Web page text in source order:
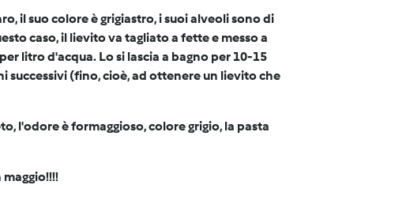
il suo colore è grigiastro, i suoi alveoli sono di
caso, il lievito va tagliato a fette e messo a
litro d'acqua. Lo si lascia a bagno per 10-15
successivi (fino, cioè, ad ottenere un lievito che
l'odore è formaggioso, colore grigio, la pasta